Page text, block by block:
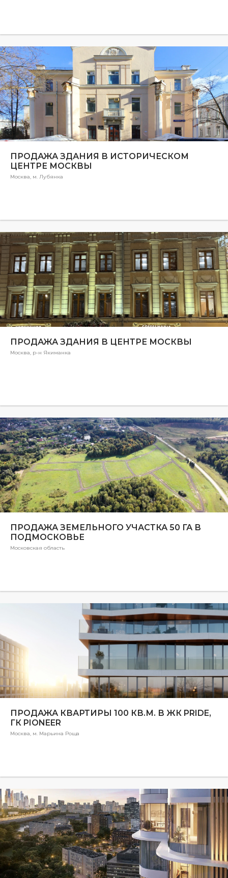
ПРОДАЖА ЗДАНИЯ В ИСТОРИЧЕСКОМ
ЦЕНТРЕ МОСКВЫ
Москва, м. Лубянка
ПРОДАЖА ЗДАНИЯ В ЦЕНТРЕ МОСКВЫ
Москва, р-н Якиманка
ПРОДАЖА ЗЕМЕЛЬНОГО УЧАСТКА 50 ГА В
ПОДМОСКОВЬЕ
Московская область
ПРОДАЖА КВАРТИРЫ 100 КВ.М. В ЖК PRIDE,
ГК PIONEER
Москва, м. Марьина Роща